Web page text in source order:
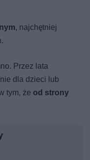
, najchętniej
Przez lata
dla dzieci lub
tym, że od strony